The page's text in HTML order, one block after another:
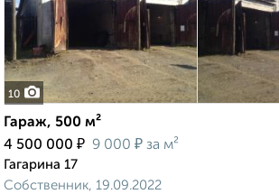
10
Гараж, 500 м²
4 500 000 ₽ 9 000 ₽ за м²
Гагарина 17
Собственник, 19.09.2022